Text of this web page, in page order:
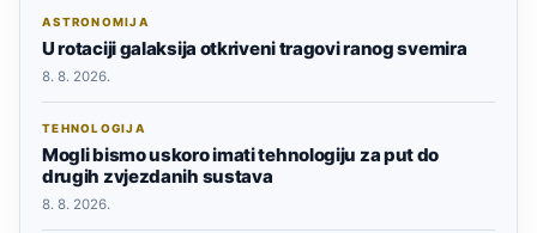
ASTRONOMIJA
U rotaciji galaksija otkriveni tragovi ranog svemira
8. 8. 2026.
TEHNOLOGIJA
Mogli bismo uskoro imati tehnologiju za put do
drugih zvjezdanih sustava
8. 8. 2026.